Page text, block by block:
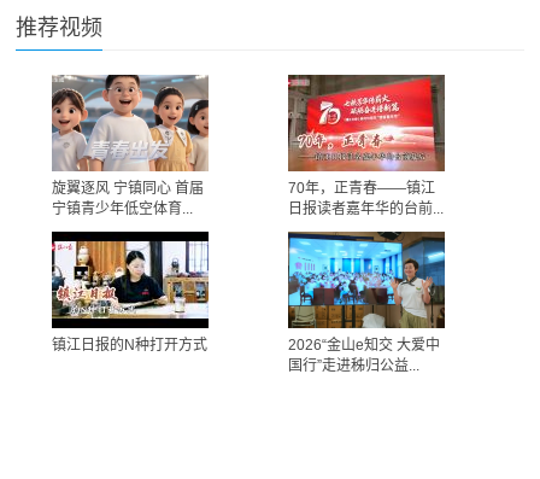
推荐视频
旋翼逐风 宁镇同心 首届
宁镇青少年低空体育...
70年，正青春——镇江
日报读者嘉年华的台前...
镇江日报的N种打开方式
2026“金山e知交 大爱中
国行”走进秭归公益...